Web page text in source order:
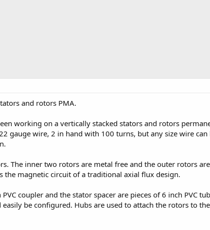
and rotors PMA.
working on a vertically stacked stators and rotors
gauge wire, 2 in hand with 100 turns, but any size wire
The inner two rotors are metal free and the outer rotors
the magnetic circuit of a traditional axial flux design.
PVC coupler and the stator spacer are pieces of 6 inch
be configured. Hubs are used to attach the rotors to